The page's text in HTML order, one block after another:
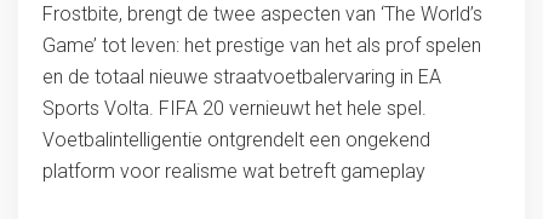
Frostbite, brengt de twee aspecten van ‘The World’s
Game’ tot leven: het prestige van het als prof spelen
en de totaal nieuwe straatvoetbalervaring in EA
Sports Volta. FIFA 20 vernieuwt het hele spel.
Voetbalintelligentie ontgrendelt een ongekend
platform voor realisme wat betreft gameplay